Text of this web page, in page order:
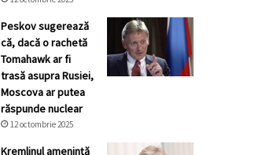
Peskov sugerează
că, dacă o rachetă
Tomahawk ar fi
trasă asupra Rusiei,
Moscova ar putea
răspunde nuclear
12 octombrie 2025
Kremlinul ameninţă